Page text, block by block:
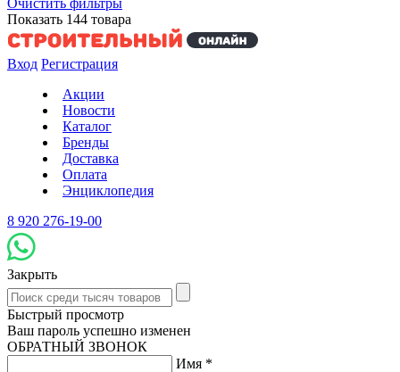
Показать 144 товара
Вход Регистрация
Акции
Новости
Каталог
Бренды
Доставка
Оплата
Энциклопедия
8 920 276-19-00
Закрыть
Быстрый просмотр
Ваш пароль успешно изменен
ОБРАТНЫЙ ЗВОНОК
Имя *